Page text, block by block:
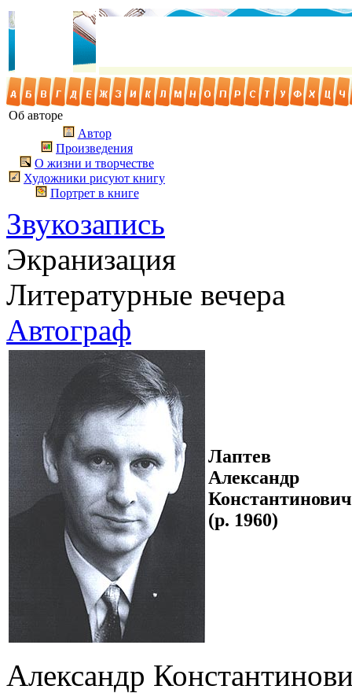
Об авторе
Автор
Произведения
О жизни и творчестве
Художники рисуют книгу
Портрет в книге
Звукозапись
Экранизация
Литературные вечера
Автограф
Лаптев
Александр
Константинович
(р. 1960)
Александр